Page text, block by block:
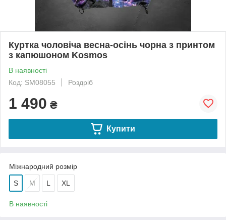
Куртка чоловіча весна-осінь чорна з принтом
з капюшоном Kosmos
В наявності
Код: SM08055
Роздріб
1 490 ₴
Купити
Міжнародний розмір
S M L XL
В наявності